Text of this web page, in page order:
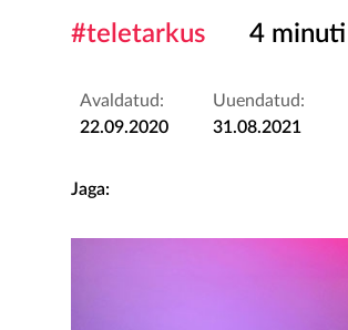
#teletarkus 4
Avaldatud:
22.09.2020
Uuendatud:
31.08.2021
Jaga: